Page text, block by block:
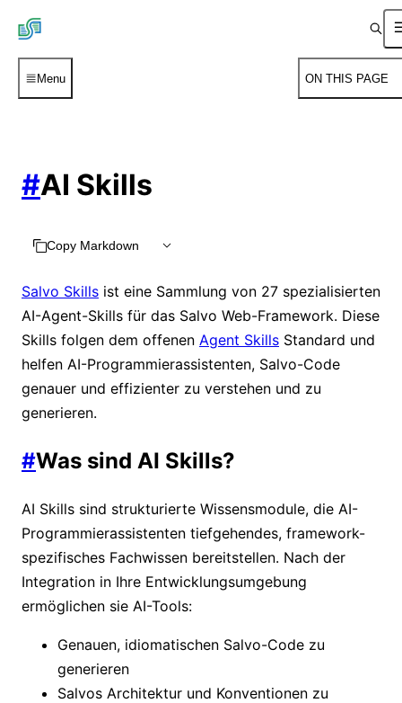
Menu ON THIS PAGE
#AI Skills
Copy Markdown
Salvo Skills ist eine Sammlung von 27 spezialisierten
AI-Agent-Skills für das Salvo Web-Framework. Diese
Skills folgen dem offenen Agent Skills Standard und
helfen AI-Programmierassistenten, Salvo-Code
genauer und effizienter zu verstehen und zu
generieren.
#Was sind AI Skills?
AI Skills sind strukturierte Wissensmodule, die AI-
Programmierassistenten tiefgehendes, framework-
spezifisches Fachwissen bereitstellen. Nach der
Integration in Ihre Entwicklungsumgebung
ermöglichen sie AI-Tools:
Genauen, idiomatischen Salvo-Code zu
generieren
Salvos Architektur und Konventionen zu